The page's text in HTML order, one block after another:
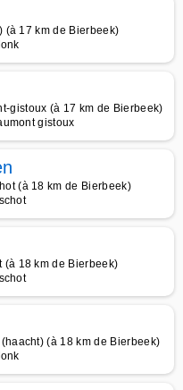
(à 17 km de Bierbeek)
gistoux (à 17 km de Bierbeek)
gistoux
(à 18 km de Bierbeek)
(à 18 km de Bierbeek)
(à 18 km de Bierbeek)